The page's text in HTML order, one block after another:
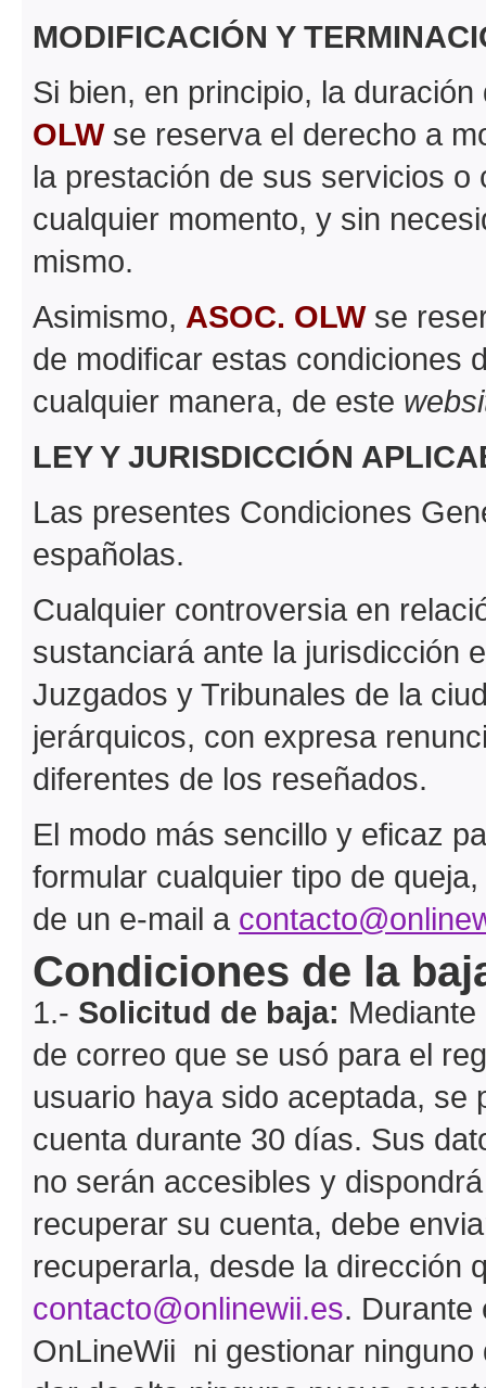
MODIFICACIÓN Y
Si bien, en principio, la
OLWse reserva el derecho a
la prestación de sus servicios
cualquier momento, y sin
mismo.
Asimismo, ASOC. OLWse
de modificar estas condiciones
cualquier manera, de este
LEY Y JURISDICCIÓN
Las presentes Condiciones
españolas.
Cualquier controversia en
sustanciará ante la jurisdicción
Juzgados y Tribunales de la
jerárquicos, con expresa
diferentes de los reseñados.
El modo más sencillo y eficaz
formular cualquier tipo de
de un e-mail a
Condiciones de la
1.- Solicitud de baja:
de correo que se usó para el
usuario haya sido aceptada, se
cuenta durante 30 días. Sus
no serán accesibles y
recuperar su cuenta, debe
recuperarla, desde la dirección
contacto@onlinewii.es. Durante
OnLineWii ni gestionar